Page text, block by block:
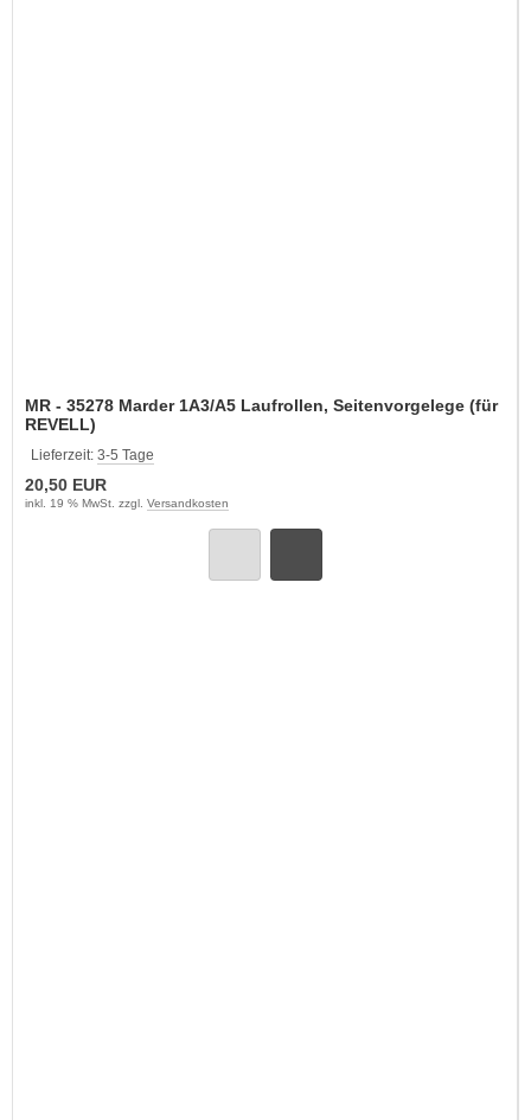
MR - 35278 Marder 1A3/A5 Laufrollen, Seitenvorgelege (für
REVELL)
Lieferzeit: 3-5 Tage
20,50 EUR
inkl. 19 % MwSt. zzgl. Versandkosten